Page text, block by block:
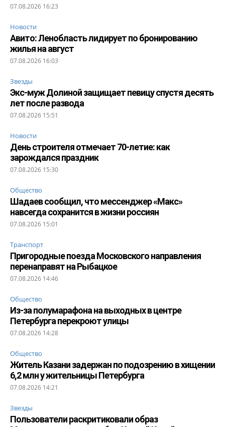
07.08.2026 16:23
Новости
Авито: Ленобласть лидирует по бронированию
жилья на август
07.08.2026 16:03
Звезды
Экс-муж Долиной защищает певицу спустя десять
лет после развода
07.08.2026 15:51
Новости
День строителя отмечает 70-летие: как
зарождался праздник
07.08.2026 15:30
Общество
Шадаев сообщил, что мессенджер «Макс»
навсегда сохранится в жизни россиян
07.08.2026 15:01
Транспорт
Пригородные поезда Московского направления
перенаправят на Рыбацкое
07.08.2026 14:46
Общество
Из-за полумарафона на выходных в центре
Петербурга перекроют улицы
07.08.2026 14:28
Общество
Житель Казани задержан по подозрению в хищении
6,2 млн у жительницы Петербурга
07.08.2026 14:21
Звезды
Пользователи раскритиковали образ